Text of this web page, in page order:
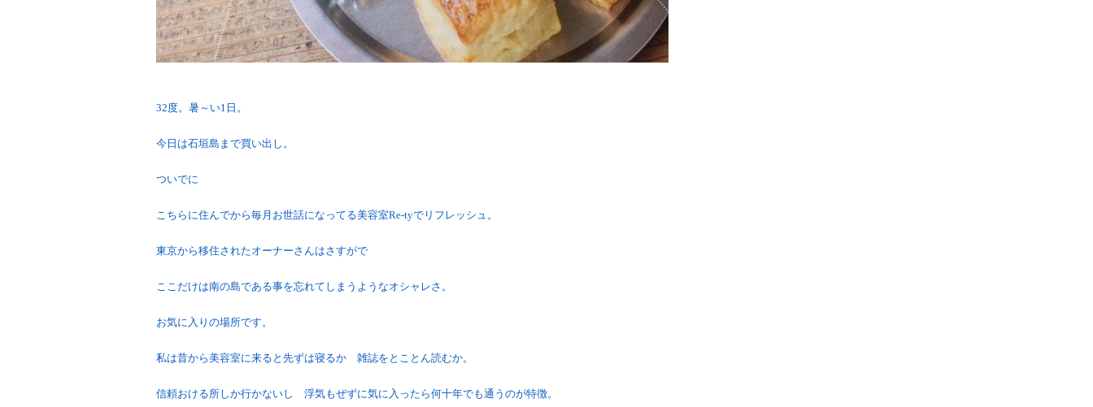
32度。暑～い1日。
今日は石垣島まで買い出し。
ついでに
こちらに住んでから毎月お世話になってる美容室Re-tyでリフレッシュ。
東京から移住されたオーナーさんはさすがで
ここだけは南の島である事を忘れてしまうようなオシャレさ。
お気に入りの場所です。
私は昔から美容室に来ると先ずは寝るか 雑誌をとことん読むか。
信頼おける所しか行かないし 浮気もぜずに気に入ったら何十年でも通うのが特徴。